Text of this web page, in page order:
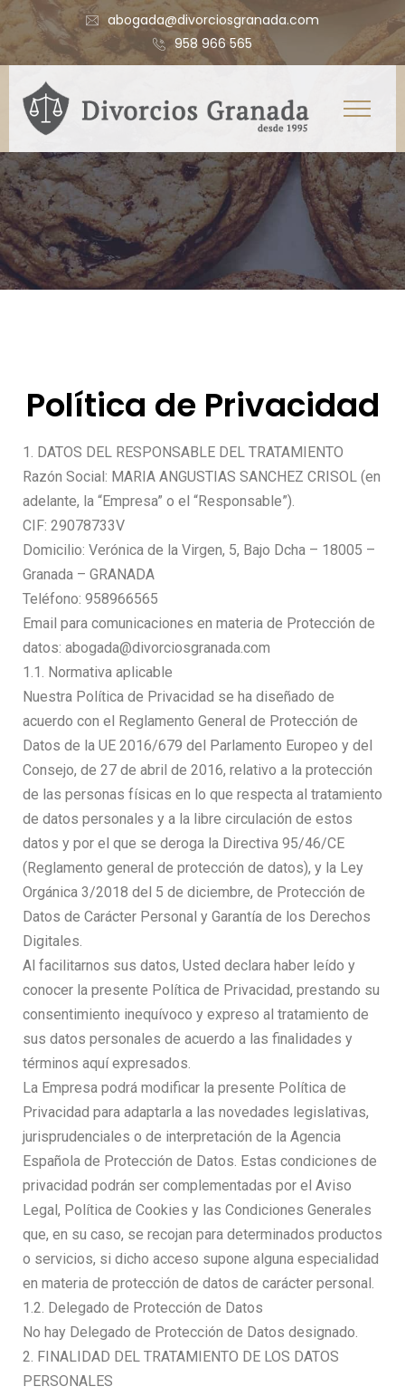
abogada@divorciosgranada.com
958 966 565
Política de Privacidad
1. DATOS DEL RESPONSABLE DEL TRATAMIENTO
Razón Social: MARIA ANGUSTIAS SANCHEZ CRISOL (en
adelante, la “Empresa” o el “Responsable”).
CIF: 29078733V
Domicilio: Verónica de la Virgen, 5, Bajo Dcha – 18005 –
Granada – GRANADA
Teléfono: 958966565
Email para comunicaciones en materia de Protección de
datos: abogada@divorciosgranada.com
1.1. Normativa aplicable
Nuestra Política de Privacidad se ha diseñado de
acuerdo con el Reglamento General de Protección de
Datos de la UE 2016/679 del Parlamento Europeo y del
Consejo, de 27 de abril de 2016, relativo a la protección
de las personas físicas en lo que respecta al tratamiento
de datos personales y a la libre circulación de estos
datos y por el que se deroga la Directiva 95/46/CE
(Reglamento general de protección de datos), y la Ley
Orgánica 3/2018 del 5 de diciembre, de Protección de
Datos de Carácter Personal y Garantía de los Derechos
Digitales.
Al facilitarnos sus datos, Usted declara haber leído y
conocer la presente Política de Privacidad, prestando su
consentimiento inequívoco y expreso al tratamiento de
sus datos personales de acuerdo a las finalidades y
términos aquí expresados.
La Empresa podrá modificar la presente Política de
Privacidad para adaptarla a las novedades legislativas,
jurisprudenciales o de interpretación de la Agencia
Española de Protección de Datos. Estas condiciones de
privacidad podrán ser complementadas por el Aviso
Legal, Política de Cookies y las Condiciones Generales
que, en su caso, se recojan para determinados productos
o servicios, si dicho acceso supone alguna especialidad
en materia de protección de datos de carácter personal.
1.2. Delegado de Protección de Datos
No hay Delegado de Protección de Datos designado.
2. FINALIDAD DEL TRATAMIENTO DE LOS DATOS
PERSONALES